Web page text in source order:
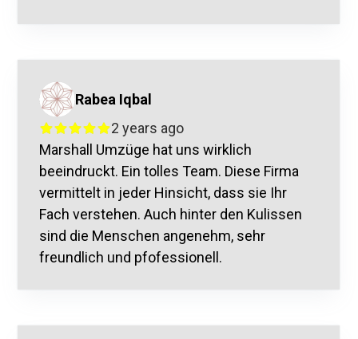
Rabea Iqbal
2 years ago
Marshall Umzüge hat uns wirklich
beeindruckt. Ein tolles Team. Diese Firma
vermittelt in jeder Hinsicht, dass sie Ihr
Fach verstehen. Auch hinter den Kulissen
sind die Menschen angenehm, sehr
freundlich und pfofessionell.